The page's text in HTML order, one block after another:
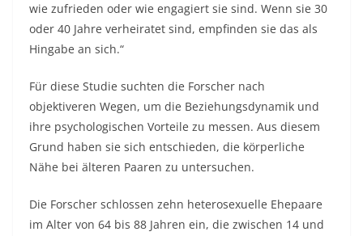
wie zufrieden oder wie engagiert sie sind. Wenn sie 30
oder 40 Jahre verheiratet sind, empfinden sie das als
Hingabe an sich.“
Für diese Studie suchten die Forscher nach
objektiveren Wegen, um die Beziehungsdynamik und
ihre psychologischen Vorteile zu messen. Aus diesem
Grund haben sie sich entschieden, die körperliche
Nähe bei älteren Paaren zu untersuchen.
Die Forscher schlossen zehn heterosexuelle Ehepaare
im Alter von 64 bis 88 Jahren ein, die zwischen 14 und